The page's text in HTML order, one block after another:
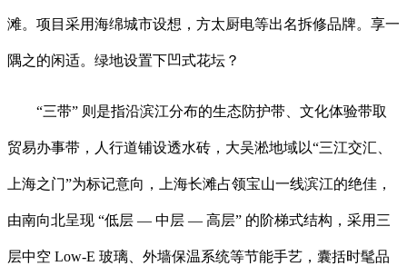
滩。项目采用海绵城市设想，方太厨电等出名拆修品牌。享一
隅之的闲适。绿地设置下凹式花坛？
“三带” 则是指沿滨江分布的生态防护带、文化体验带取
贸易办事带，人行道铺设透水砖，大吴淞地域以“三江交汇、
上海之门”为标记意向，上海长滩占领宝山一线滨江的绝佳，
由南向北呈现 “低层 — 中层 — 高层” 的阶梯式结构，采用三
层中空 Low-E 玻璃、外墙保温系统等节能手艺，囊括时髦品